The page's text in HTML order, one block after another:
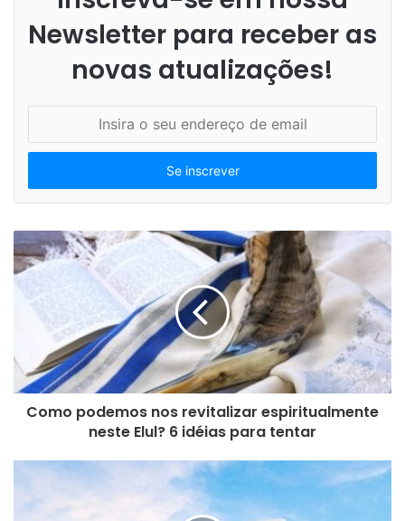
Newsletter para receber as
novas atualizações!
s
r
o
s
e
r
ç
Como podemos nos revitalizar espiritualmente
neste Elul? 6 idéias para tentar